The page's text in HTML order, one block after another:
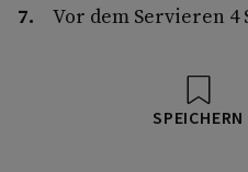
Vor dem Servieren 4
SPEICHERN